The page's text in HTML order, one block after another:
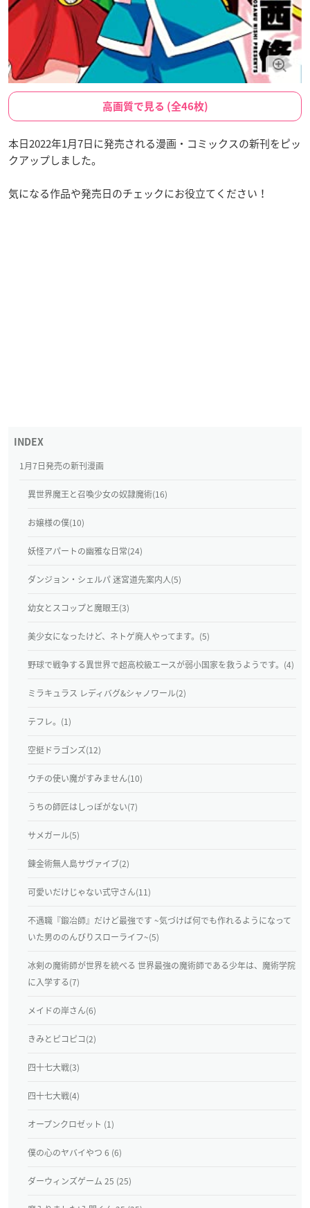
高画質で見る (全46枚)
本日2022年1月7日に発売される漫画・コミックスの新刊をピッ
クアップしました。
気になる作品や発売日のチェックにお役立てください！
1月7日発売の新刊漫画
異世界魔王と召喚少女の奴隷魔術(16)
お嬢様の僕(10)
妖怪アパートの幽雅な日常(24)
ダンジョン・シェルパ 迷宮道先案内人(5)
幼女とスコップと魔眼王(3)
美少女になったけど、ネトゲ廃人やってます。(5)
野球で戦争する異世界で超高校級エースが弱小国家を救うようです。(4)
ミラキュラス レディバグ&シャノワール(2)
テフレ。(1)
空挺ドラゴンズ(12)
ウチの使い魔がすみません(10)
うちの師匠はしっぽがない(7)
サメガール(5)
錬金術無人島サヴァイブ(2)
可愛いだけじゃない式守さん(11)
不遇職『鍛冶師』だけど最強です ~気づけば何でも作れるようになって
いた男ののんびりスローライフ~(5)
冰剣の魔術師が世界を統べる 世界最強の魔術師である少年は、魔術学院
に入学する(7)
メイドの岸さん(6)
きみとピコピコ(2)
四十七大戦(3)
四十七大戦(4)
オープンクロゼット (1)
僕の心のヤバイやつ 6 (6)
ダーウィンズゲーム 25 (25)